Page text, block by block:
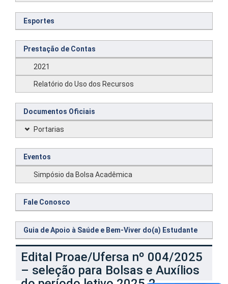
Esportes
Prestação de Contas
2021
Relatório do Uso dos Recursos
Documentos Oficiais
Portarias
Eventos
Simpósio da Bolsa Acadêmica
Fale Conosco
Guia de Apoio à Saúde e Bem-Viver do(a) Estudante
Edital Proae/Ufersa nº 004/2025
– seleção para Bolsas e Auxílios